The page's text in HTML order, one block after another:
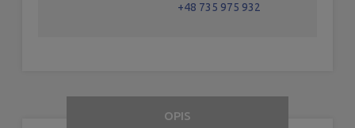
+48 735 975 932
OPIS